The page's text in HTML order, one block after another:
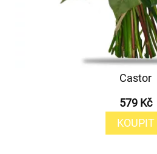
Castor
579 Kč
KOUPIT